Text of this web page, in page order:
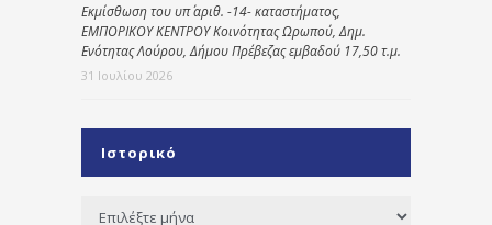
Εκμίσθωση του υπ΄ αριθ. -14- καταστήματος,
ΕΜΠΟΡΙΚΟΥ ΚΕΝΤΡΟΥ Κοινότητας Ωρωπού, Δημ.
Ενότητας Λούρου, Δήμου Πρέβεζας εμβαδού 17,50 τ.μ.
31 Ιουλίου 2026
Ιστορικό
Ιστορικό